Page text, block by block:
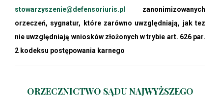
stowarzyszenie@defensoriuris.pl
zanonimizowanych
orzeczeń, sygnatur, które zarówno uwzględniają, jak tez
nie uwzględniają wniosków złożonych w trybie art. 626 par.
2 kodeksu postępowania karnego
ORZECZNICTWO SĄDU NAJWYŻSZEGO